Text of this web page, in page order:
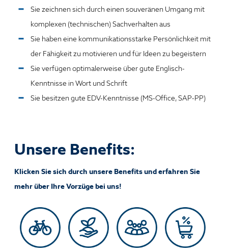
Sie zeichnen sich durch einen souveränen Umgang mit
komplexen (technischen) Sachverhalten aus
Sie haben eine kommunikationsstarke Persönlichkeit mit
der Fähigkeit zu motivieren und für Ideen zu begeistern
Sie verfügenoptimalerweise über gute Englisch-
Kenntnisse in Wort und Schrift
Sie besitzen gute EDV-Kenntnisse (MS-Office, SAP-PP)
Unsere Benefits:
Klicken Sie sich durch unsere Benefits und erfahren Sie
mehr über Ihre Vorzüge bei uns!